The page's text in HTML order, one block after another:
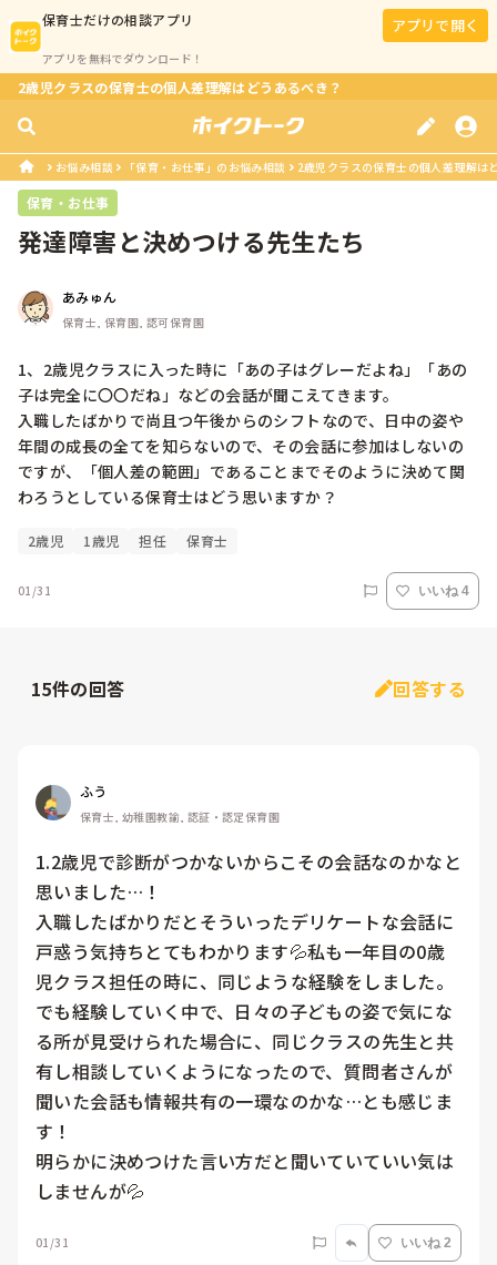
保育士だけの相談アプリ
アプリを無料でダウンロード！
アプリで開く
2歳児クラスの保育士の個人差理解はどうあるべき？
お悩み相談 「保育・お仕事」のお悩み相談 2歳児クラスの保育士の個人差理解は
保育・お仕事
発達障害と決めつける先生たち
あみゅん
保育士, 保育園, 認可保育園
1、2歳児クラスに入った時に「あの子はグレーだよね」「あの
子は完全に〇〇だね」などの会話が聞こえてきます。
入職したばかりで尚且つ午後からのシフトなので、日中の姿や
年間の成長の全てを知らないので、その会話に参加はしないの
ですが、「個人差の範囲」であることまでそのように決めて関
わろうとしている保育士はどう思いますか？
2歳児 1歳児 担任 保育士
01/31 いいね 4
15件の回答 回答する
ふう
保育士, 幼稚園教諭, 認証・認定保育園
1.2歳児で診断がつかないからこその会話なのかなと
思いました…！
入職したばかりだとそういったデリケートな会話に
戸惑う気持ちとてもわかります💦私も一年目の0歳
児クラス担任の時に、同じような経験をしました。
でも経験していく中で、日々の子どもの姿で気にな
る所が見受けられた場合に、同じクラスの先生と共
有し相談していくようになったので、質問者さんが
聞いた会話も情報共有の一環なのかな…とも感じま
す！
明らかに決めつけた言い方だと聞いていていい気は
しませんが💦
01/31 いいね 2